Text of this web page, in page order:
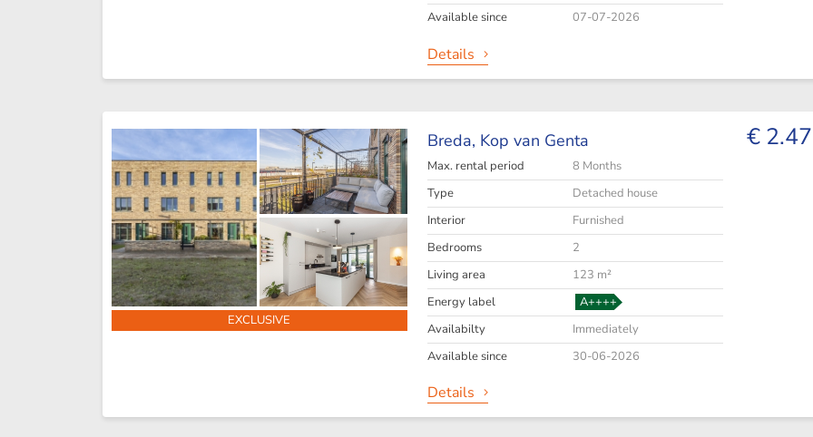
Available since
07-07-2026
Details
€
EXCLUSIVE
Breda, Kop van Genta
Max. rental period
8 Months
Type
Detached house
Interior
Furnished
Bedrooms
2
Living area
123 m²
Energy label
A++++
Availabilty
Immediately
Available since
30-06-2026
Details